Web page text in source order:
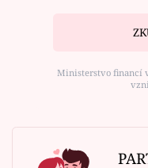
Ministerstvo financí